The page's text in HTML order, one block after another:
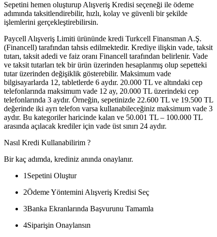
Sepetini hemen oluşturup Alışveriş Kredisi seçeneği ile ödeme
adımında taksitlendirebilir, hızlı, kolay ve güvenli bir şekilde
işlemlerini gerçekleştirebilirsin.
Paycell Alışveriş Limiti ürününde kredi Turkcell Finansman A.Ş.
(Financell) tarafından tahsis edilmektedir. Krediye ilişkin vade, taksit
tutarı, taksit adedi ve faiz oranı Financell tarafından belirlenir. Vade
ve taksit tutarları tek bir ürün üzerinden hesaplanmış olup sepetteki
tutar üzerinden değişiklik gösterebilir. Maksimum vade
bilgisayarlarda 12, tabletlerde 6 aydır. 20.000 TL ve altındaki cep
telefonlarında maksimum vade 12 ay, 20.000 TL üzerindeki cep
telefonlarında 3 aydır. Örneğin, sepetinizde 22.600 TL ve 19.500 TL
değerinde iki ayrı telefon varsa kullanabileceğiniz maksimum vade 3
aydır. Bu kategoriler haricinde kalan ve 50.001 TL – 100.000 TL
arasında açılacak krediler için vade üst sınırı 24 aydır.
Nasıl Kredi Kullanabilirim ?
Bir kaç adımda, krediniz anında onaylanır.
1 Sepetini Oluştur
2Ödeme Yöntemini Alışveriş Kredisi Seç
3Banka Ekranlarında Başvurunu Tamamla
4Siparişin Onaylansın